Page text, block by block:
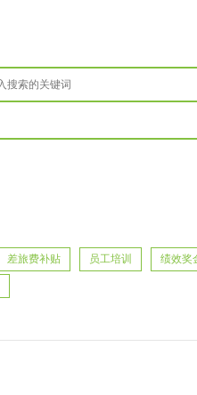
差旅费补贴 员工培训 绩效奖